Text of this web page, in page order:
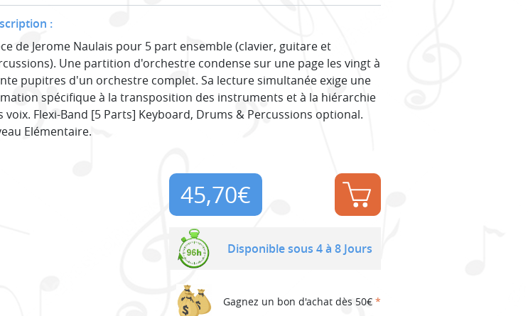
:
de Jerome Naulais pour 5 part ensemble (clavier, guitare et
Une partition d'orchestre condense sur une page les vingt à
pupitres d'un orchestre complet. Sa lecture simultanée exige une
spécifique à la transposition des instruments et à la hiérarchie
voix. Flexi-Band [5 Parts] Keyboard, Drums & Percussions optional.
Elémentaire.
45,70€
Disponible sous 4 à 8 Jours
Gagnez un bon d'achat dès 50€ *